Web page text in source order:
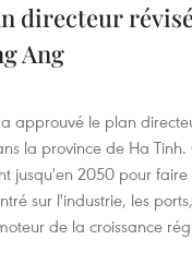
directeur
Ang
approuvé le plan
la province de Ha
jusqu'en 2050 pour
sur l'industrie, les
de la croissance